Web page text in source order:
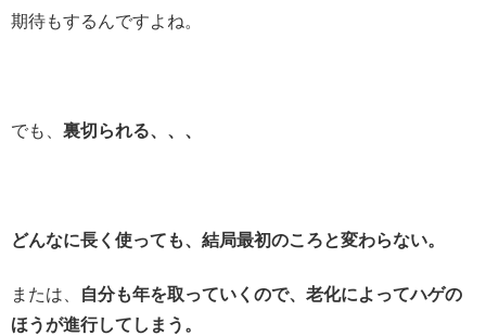
期待もするんですよね。
でも、 裏切られる、、、
どんなに長く使っても、結局最初のころと変わらない。
または、
自分も年を取っていくので、老化によってハゲの
ほうが進行してしまう。